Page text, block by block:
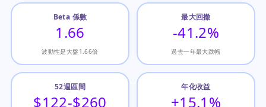
Beta 係數
1.66
波動性是大盤1.66倍
最大回撤
-41.2%
過去一年最大跌幅
52週區間
$122-$260
年化收益
+15.1%